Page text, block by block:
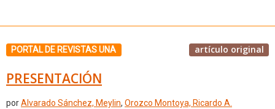
PORTAL DE REVISTAS UNA artículo original
PRESENTACIÓN
porAlvarado Sánchez, Meylin, Orozco Montoya, Ricardo A.